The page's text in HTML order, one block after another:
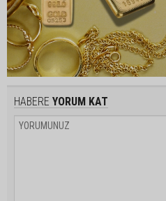
HABERE YORUM KAT